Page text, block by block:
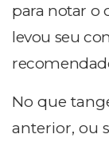
para notar o
levou seu
No que
anterior, ou